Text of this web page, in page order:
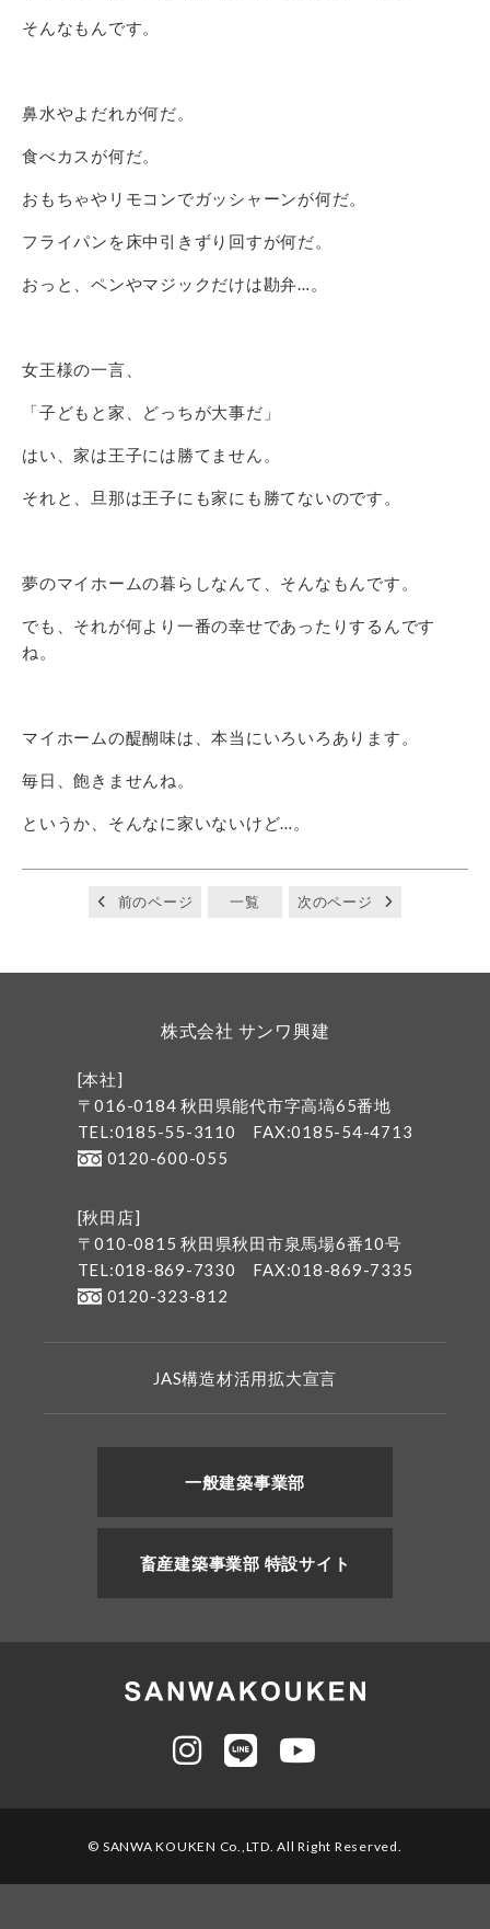
そんなもんです。
鼻水やよだれが何だ。
食べカスが何だ。
おもちゃやリモコンでガッシャーンが何だ。
フライパンを床中引きずり回すが何だ。
おっと、ペンやマジックだけは勘弁…。
女王様の一言、
「子どもと家、どっちが大事だ」
はい、家は王子には勝てません。
それと、旦那は王子にも家にも勝てないのです。
夢のマイホームの暮らしなんて、そんなもんです。
でも、それが何より一番の幸せであったりするんです
ね。
マイホームの醍醐味は、本当にいろいろあります。
毎日、飽きませんね。
というか、そんなに家いないけど…。
前のページ 一覧 次のページ
株式会社 サンワ興建
[本社]
〒016-0184 秋田県能代市字高塙65番地
TEL:0185-55-3110
FAX:0185-54-4713
0120-600-055
[秋田店]
〒010-0815 秋田県秋田市泉馬場6番10号
TEL:018-869-7330
FAX:018-869-7335
0120-323-812
JAS構造材活用拡大宣言
一般建築事業部
畜産建築事業部 特設サイト
© SANWA KOUKEN Co.,LTD. All Right Reserved.